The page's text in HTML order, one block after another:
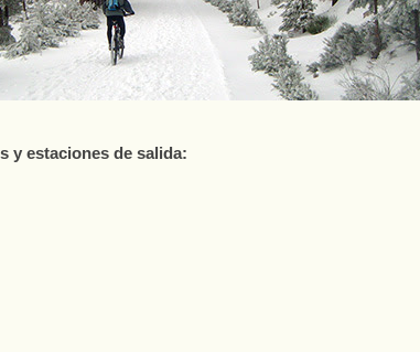
y estaciones de salida: